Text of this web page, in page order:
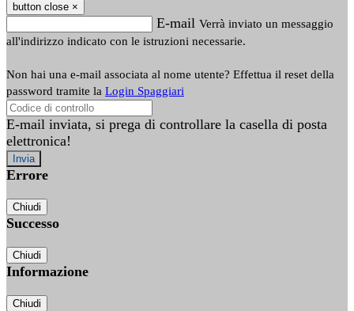
button close ×
E-mail Verrà inviato un messaggio
all'indirizzo indicato con le istruzioni necessarie.
Non hai una e-mail associata al nome utente? Effettua il reset della
password tramite la Login Spaggiari
E-mail inviata, si prega di controllare la casella di posta
elettronica!
Errore
Chiudi
Successo
Chiudi
Informazione
Chiudi